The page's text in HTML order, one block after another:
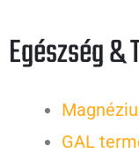
Egészség
GAL